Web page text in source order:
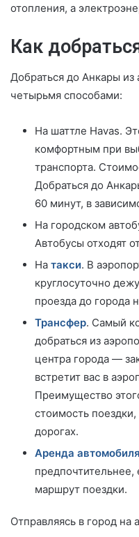
отопления, а
Как
Добраться до Анкары
четырьмя способами:
На шаттле Havas.
комфортным при
транспорта.
Добраться до
60 минут, в
На городском
Автобусы отходят
На такси. В
круглосуточно
проезда до города
Трансфер. Самый
добраться из
центра города —
встретит вас в
Преимущество
стоимость
дорогах.
Аренда автомобиля
маршрут поездки.
Отправляясь в город на